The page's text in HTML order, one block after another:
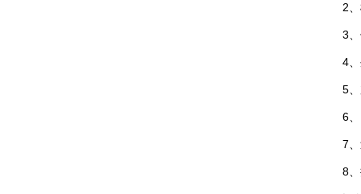
2、槽
3、保
4、
5、加
6、电
7、过
8、搅